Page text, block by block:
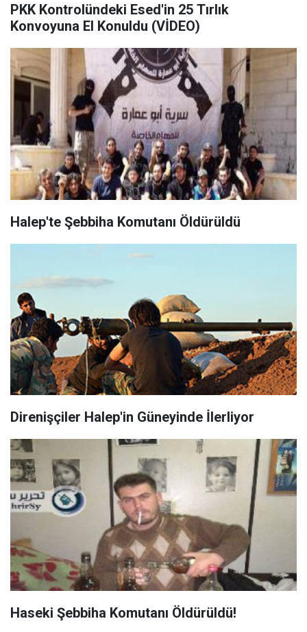
PKK Kontrolündeki Esed'in 25 Tırlık
Konvoyuna El Konuldu (VİDEO)
Halep'te Şebbiha Komutanı Öldürüldü
Direnişçiler Halep'in Güneyinde İlerliyor
Haseki Şebbiha Komutanı Öldürüldü!